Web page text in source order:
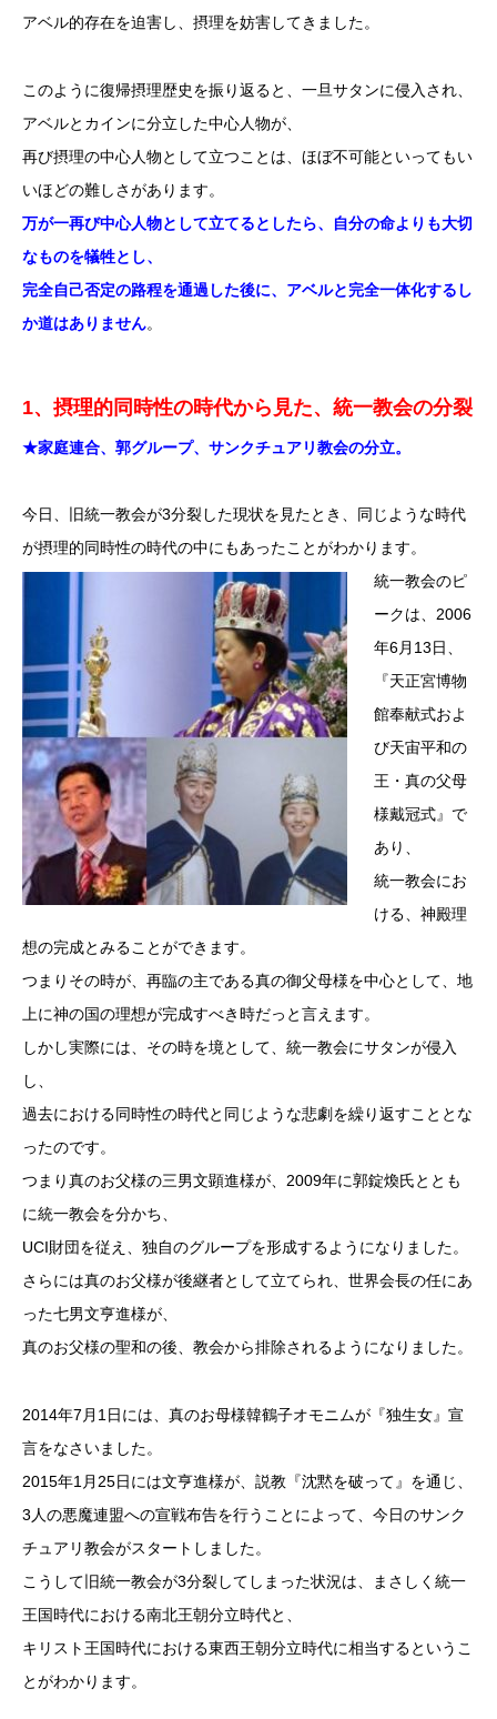
アベル的存在を迫害し、摂理を妨害してきました。
このように復帰摂理歴史を振り返ると、一旦サタンに侵入され、
アベルとカインに分立した中心人物が、
再び摂理の中心人物として立つことは、ほぼ不可能といってもい
いほどの難しさがあります。
万が一再び中心人物として立てるとしたら、自分の命よりも大切
なものを犠牲とし、
完全自己否定の路程を通過した後に、アベルと完全一体化するし
か道はありません。
1、摂理的同時性の時代から見た、統一教会の分裂
★家庭連合、郭グループ、サンクチュアリ教会の分立。
今日、旧統一教会が3分裂した現状を見たとき、同じような時代
が摂理的同時性の時代の中にもあったことがわかります。
統一教会のピ
ークは、2006
年6月13日、
『天正宮博物
館奉献式およ
び天宙平和の
王・真の父母
様戴冠式』で
あり、
統一教会にお
ける、神殿理
想の完成とみることができます。
つまりその時が、再臨の主である真の御父母様を中心として、地
上に神の国の理想が完成すべき時だっと言えます。
しかし実際には、その時を境として、統一教会にサタンが侵入
し、
過去における同時性の時代と同じような悲劇を繰り返すこととな
ったのです。
つまり真のお父様の三男文顕進様が、2009年に郭錠煥氏ととも
に統一教会を分かち、
UCI財団を従え、独自のグループを形成するようになりました。
さらには真のお父様が後継者として立てられ、世界会長の任にあ
った七男文亨進様が、
真のお父様の聖和の後、教会から排除されるようになりました。
2014年7月1日には、真のお母様韓鶴子オモニムが『独生女』宣
言をなさいました。
2015年1月25日には文亨進様が、説教『沈黙を破って』を通じ、
3人の悪魔連盟への宣戦布告を行うことによって、今日のサンク
チュアリ教会がスタートしました。
こうして旧統一教会が3分裂してしまった状況は、まさしく統一
王国時代における南北王朝分立時代と、
キリスト王国時代における東西王朝分立時代に相当するというこ
とがわかります。